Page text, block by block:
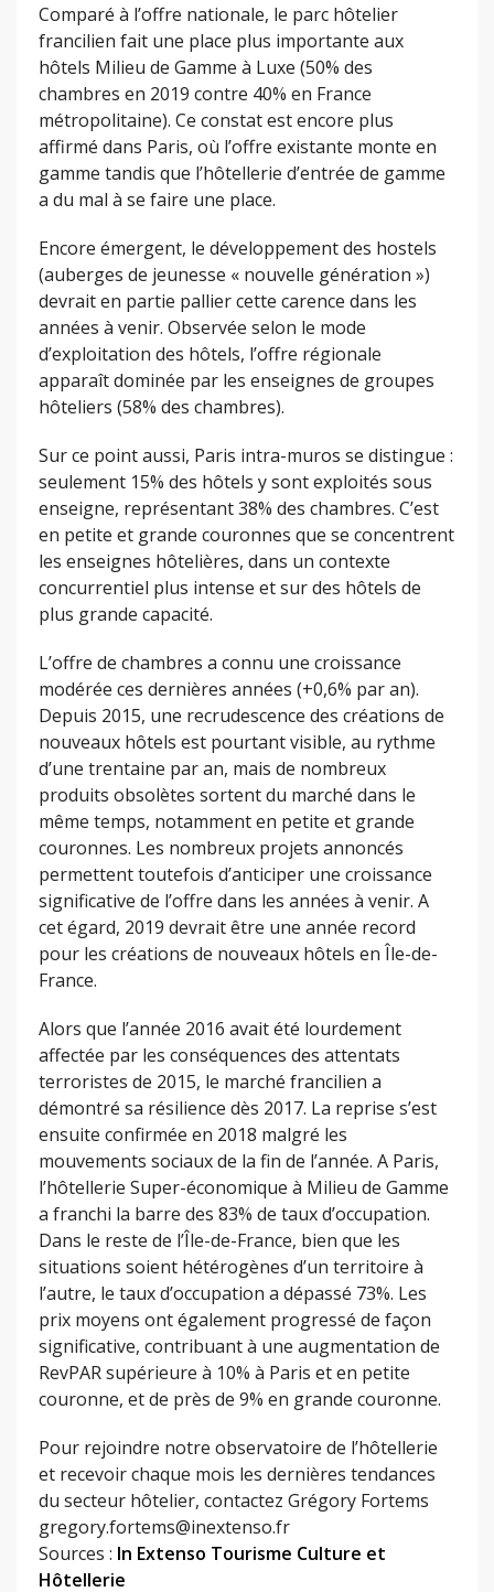
Comparé à l’offre nationale, le parc hôtelier
francilien fait une place plus importante aux
hôtels Milieu de Gamme à Luxe (50% des
chambres en 2019 contre 40% en France
métropolitaine). Ce constat est encore plus
affirmé dans Paris, où l’offre existante monte en
gamme tandis que l’hôtellerie d’entrée de gamme
a du mal à se faire une place.
Encore émergent, le développement des hostels
(auberges de jeunesse « nouvelle génération »)
devrait en partie pallier cette carence dans les
années à venir. Observée selon le mode
d’exploitation des hôtels, l’offre régionale
apparaît dominée par les enseignes de groupes
hôteliers (58% des chambres).
Sur ce point aussi, Paris intra-muros se distingue :
seulement 15% des hôtels y sont exploités sous
enseigne, représentant 38% des chambres. C’est
en petite et grande couronnes que se concentrent
les enseignes hôtelières, dans un contexte
concurrentiel plus intense et sur des hôtels de
plus grande capacité.
L’offre de chambres a connu une croissance
modérée ces dernières années (+0,6% par an).
Depuis 2015, une recrudescence des créations de
nouveaux hôtels est pourtant visible, au rythme
d’une trentaine par an, mais de nombreux
produits obsolètes sortent du marché dans le
même temps, notamment en petite et grande
couronnes. Les nombreux projets annoncés
permettent toutefois d’anticiper une croissance
significative de l’offre dans les années à venir. A
cet égard, 2019 devrait être une année record
pour les créations de nouveaux hôtels en Île-de-
France.
Alors que l’année 2016 avait été lourdement
affectée par les conséquences des attentats
terroristes de 2015, le marché francilien a
démontré sa résilience dès 2017. La reprise s’est
ensuite confirmée en 2018 malgré les
mouvements sociaux de la fin de l’année. A Paris,
l’hôtellerie Super-économique à Milieu de Gamme
a franchi la barre des 83% de taux d’occupation.
Dans le reste de l’Île-de-France, bien que les
situations soient hétérogènes d’un territoire à
l’autre, le taux d’occupation a dépassé 73%. Les
prix moyens ont également progressé de façon
significative, contribuant à une augmentation de
RevPAR supérieure à 10% à Paris et en petite
couronne, et de près de 9% en grande couronne.
Pour rejoindre notre observatoire de l’hôtellerie
et recevoir chaque mois les dernières tendances
du secteur hôtelier, contactez Grégory Fortems
gregory.fortems@inextenso.fr
Sources : In Extenso Tourisme Culture et
Hôtellerie